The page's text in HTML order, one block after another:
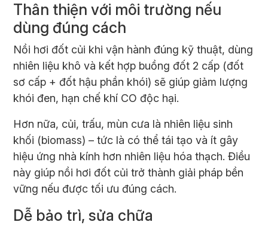
Thân thiện với môi trường nếu
dùng đúng cách
Nồi hơi đốt củi khi vận hành đúng kỹ thuật, dùng
nhiên liệu khô và kết hợp buồng đốt 2 cấp (đốt
sơ cấp + đốt hậu phần khói) sẽ giúp giảm lượng
khói đen, hạn chế khí CO độc hại.
Hơn nữa, củi, trấu, mùn cưa là nhiên liệu sinh
khối (biomass) – tức là có thể tái tạo và ít gây
hiệu ứng nhà kính hơn nhiên liệu hóa thạch. Điều
này giúp nồi hơi đốt củi trở thành giải pháp bền
vững nếu được tối ưu đúng cách.
Dễ bảo trì, sửa chữa